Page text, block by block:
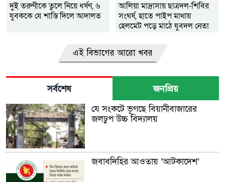
দুই তরুণীকে তুলে নিয়ে ধর্ষণ, ৬
যুবককে যে শাস্তি দিলে আদালত
আলিয়া মাদ্রাসায় ছাত্রদল-শিবির
সংঘর্ষ, হাতে পাইপ মাথায়
হেলমেট পড়ে মাঠে যুবদল নেতা
এই বিভাগের আরো খবর
সর্বশেষ জনপ্রিয়
যে সংকটে ভূগছে বিয়ানীবাজারের
জলঢুপ উচ্চ বিদ্যালয়
জবাবদিহির আওতায় ‘আটকাদেশ’